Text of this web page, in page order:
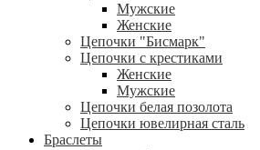
Мужские
Женские
Цепочки "Бисмарк"
Цепочки с крестиками
Женские
Мужские
Цепочки белая позолота
Цепочки ювелирная сталь
Браслеты